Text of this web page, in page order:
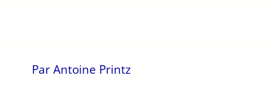
Par Antoine Printz